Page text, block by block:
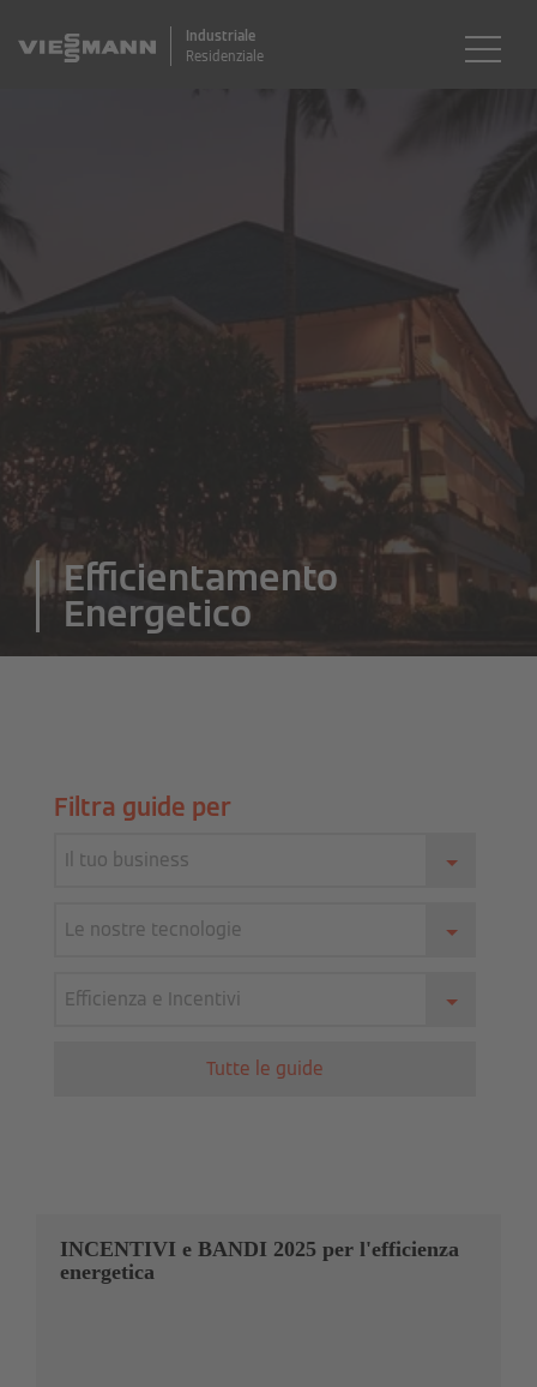
Industriale
Residenziale
Efficientamento
Energetico
Filtra guide per
Il tuo business
Le nostre tecnologie
Efficienza e Incentivi
Tutte le guide
INCENTIVI e BANDI 2025 per l'efficienza
energetica